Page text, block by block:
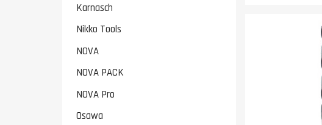
Karnasch
Nikko Tools
NOVA
NOVA PACK
NOVA Pro
Osawa